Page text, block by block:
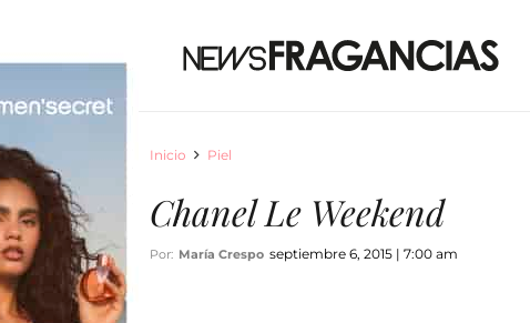
Inicio Piel
Chanel Le Weekend
Por: María Crespo septiembre 6, 2015 | 7:00 am